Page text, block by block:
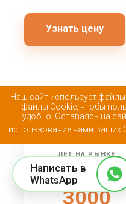
Узнать цену
25+
ЛЕТ НА РЫНКЕ
3000
Написать в
WhatsApp
Наш сайт использует
файлы Cookie, чтобы
удобно. Оставаясь на
использование нами Ваших